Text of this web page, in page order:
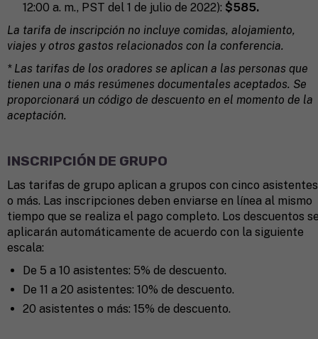
12:00 a. m., PST del 1 de julio de 2022): $585.
La tarifa de inscripción no incluye comidas, alojamiento,
viajes y otros gastos relacionados con la conferencia.
* Las tarifas de los oradores se aplican a las personas que
tienen una o más resúmenes documentales aceptados. Se
proporcionará un código de descuento en el momento de la
aceptación.
INSCRIPCIÓN DE GRUPO
Las tarifas de grupo aplican a grupos con cinco asistentes
o más. Las inscripciones deben enviarse en línea al mismo
tiempo que se realiza el pago completo. Los descuentos
aplicarán automáticamente de acuerdo con la siguiente
escala:
De 5 a 10 asistentes: 5% de descuento.
De 11 a 20 asistentes: 10% de descuento.
20 asistentes o más: 15% de descuento.